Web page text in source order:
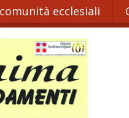
ecclesiali